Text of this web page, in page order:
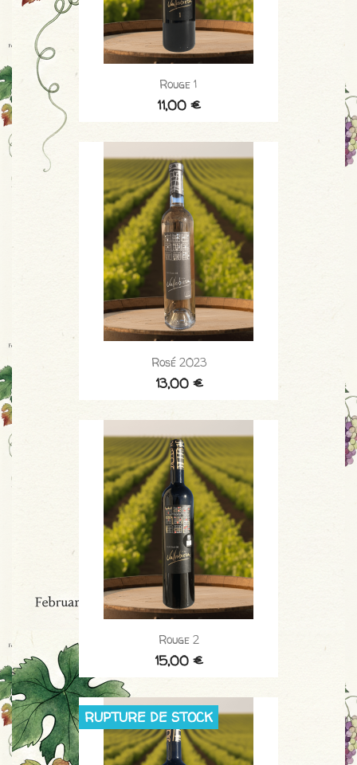
Rouge 1
11,00 €
Rosé 2023
13,00 €
Rouge 2
15,00 €
RUPTURE DE STOCK